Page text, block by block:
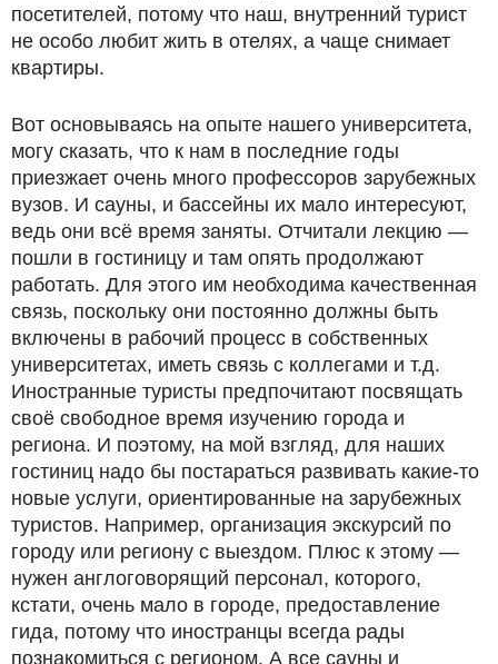
посетителей, потому что наш, внутренний турист
не особо любит жить в отелях, а чаще снимает
квартиры.
Вот основываясь на опыте нашего университета,
могу сказать, что к нам в последние годы
приезжает очень много профессоров зарубежных
вузов. И сауны, и бассейны их мало интересуют,
ведь они всё время заняты. Отчитали лекцию —
пошли в гостиницу и там опять продолжают
работать. Для этого им необходима качественная
связь, поскольку они постоянно должны быть
включены в рабочий процесс в собственных
университетах, иметь связь с коллегами и т.д.
Иностранные туристы предпочитают посвящать
своё свободное время изучению города и
региона. И поэтому, на мой взгляд, для наших
гостиниц надо бы постараться развивать какие-то
новые услуги, ориентированные на зарубежных
туристов. Например, организация экскурсий по
городу или региону с выездом. Плюс к этому —
нужен англоговорящий персонал, которого,
кстати, очень мало в городе, предоставление
гида, потому что иностранцы всегда рады
познакомиться с регионом. А все сауны и